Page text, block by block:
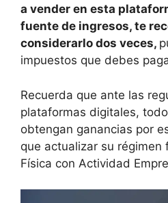
a vender en esta
fuente de ingresos, te
considerarlo dos veces,
impuestos que debes
Recuerda que ante las
plataformas digitales,
obtengan ganancias por
que actualizar su régimen
Física con Actividad